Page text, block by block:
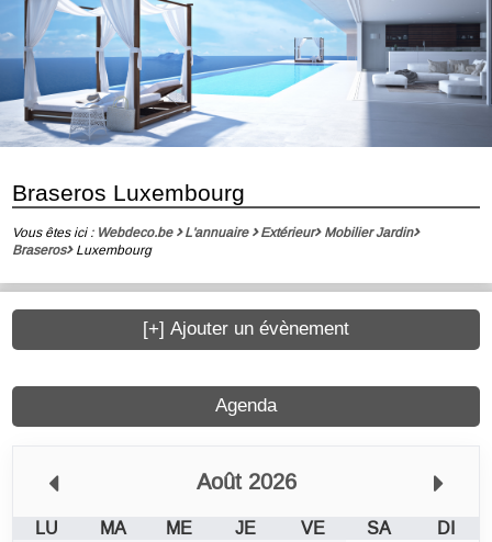
Braseros Luxembourg
Vous êtes ici : Webdeco.be L'annuaire Extérieur
Mobilier Jardin
Braseros
Luxembourg
Agenda
Août 2026
LU MA ME JE VE SA
DI
[+] Ajouter un évènement